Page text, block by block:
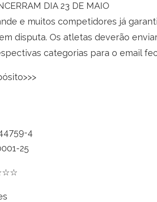
DIA 23 DE MAIO
e muitos competidores já
disputa. Os atletas deverão
categorias para o email
4
25